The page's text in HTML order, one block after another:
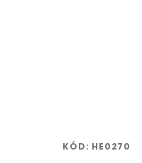
KÓD: HE0270